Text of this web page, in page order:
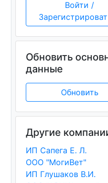
Войти /
Обновить
данные
Обновить
Другие
ИП Сапега Е. Л.
ООО "МогиВет"
ИП Глушаков В.И.